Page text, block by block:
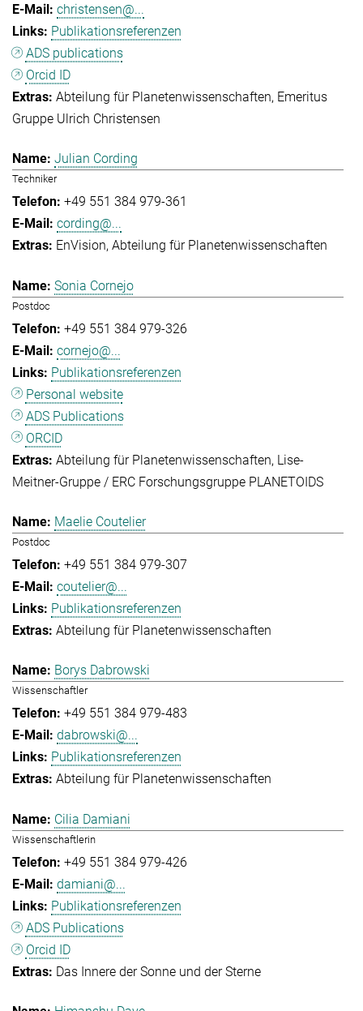
christensen@...
Publikationsreferenzen
ADS publications
Orcid ID
Abteilung für Planetenwissenschaften Emeritus
Gruppe Ulrich Christensen
Julian Cording
Techniker
+49 551 384 979-361
cording@...
EnVision Abteilung für Planetenwissenschaften
Sonia Cornejo
Postdoc
+49 551 384 979-326
cornejo@...
Publikationsreferenzen
Personal website
ADS Publications
ORCID
Abteilung für Planetenwissenschaften Lise-
Meitner-Gruppe / ERC Forschungsgruppe PLANETOIDS
Maelie Coutelier
Postdoc
+49 551 384 979-307
coutelier@...
Publikationsreferenzen
Abteilung für Planetenwissenschaften
Borys Dabrowski
Wissenschaftler
+49 551 384 979-483
dabrowski@...
Publikationsreferenzen
Abteilung für Planetenwissenschaften
Cilia Damiani
Wissenschaftlerin
+49 551 384 979-426
damiani@...
Publikationsreferenzen
ADS Publications
Orcid ID
Das Innere der Sonne und der Sterne